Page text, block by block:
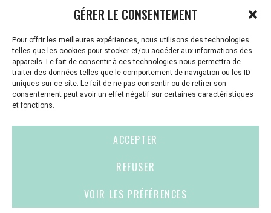
GÉRER LE CONSENTEMENT
Pour offrir les meilleures expériences, nous utilisons des technologies
telles que les cookies pour stocker et/ou accéder aux informations des
appareils. Le fait de consentir à ces technologies nous permettra de
traiter des données telles que le comportement de navigation ou les ID
uniques sur ce site. Le fait de ne pas consentir ou de retirer son
consentement peut avoir un effet négatif sur certaines caractéristiques
et fonctions.
ACCEPTER
REFUSER
VOIR LES PRÉFÉRENCES
CELLULE D’ÉCOUTE ET DE SOUTIEN PSYCHOLOGIQUE ET
Vous avez été témoin ou vous êtes victime de VSS ? Ou
vous êtes référent·es harcèlement en besoin de soutien
ou d’informations ?
01 87 20 30 90
violences-sexuelles-culture@audiens.org